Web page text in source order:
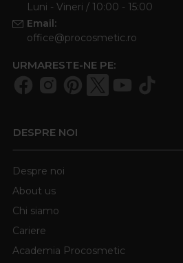
Luni - Vineri / 10:00 - 15:00
Email:
office@procosmetic.ro
URMARESTE-NE PE:
DESPRE NOI
Despre noi
About us
Chi siamo
Cariere
Academia Procosmetic